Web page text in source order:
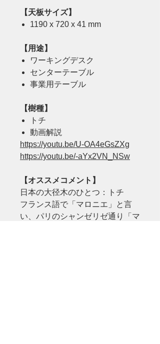
【天板サイズ】
1190 x 720 x 41 mm
【用途】
ワーキングデスク
センターテーブル
事業用テーブル
【樹種】
トチ
動画解説
https://youtu.be/U-OA4eGsZXg
https://youtu.be/-aYx2VN_NSw
【オススメコメント】
日本の大径木のひとつ：トチ
フランス語で「マロニエ」と言
い、パリのシャンゼリゼ通り「マ